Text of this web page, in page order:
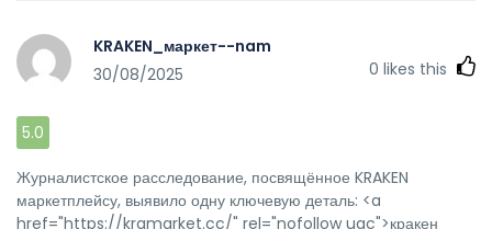
KRAKEN_маркет--nam
30/08/2025
0 likes this
5.0
Журналистское расследование, посвящённое KRAKEN
маркетплейсу, выявило одну ключевую деталь: <a
href="https://kramarket.cc/" rel="nofollow ugc">кракен